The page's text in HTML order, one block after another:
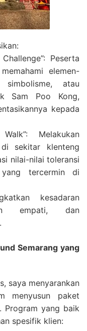
Peserta
elemen-
simbolisme, atau
Sam Poo Kong,
kepada
Melakukan
sekitar klenteng
nilai-nilai toleransi
tercermin di
kesadaran
empati, dan
Semarang yang
saya menyarankan
menyusun paket
Program yang baik
spesifik klien: